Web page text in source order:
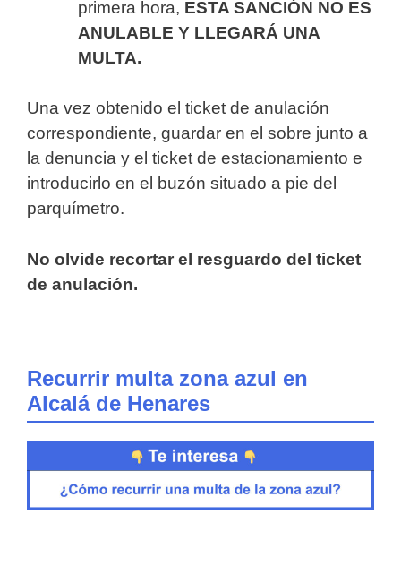
primera hora, ESTA SANCIÓN NO ES
ANULABLE Y LLEGARÁ UNA
MULTA.
Una vez obtenido el ticket de anulación
correspondiente, guardar en el sobre junto a
la denuncia y el ticket de estacionamiento e
introducirlo en el buzón situado a pie del
parquímetro.
No olvide recortar el resguardo del ticket
de anulación.
Recurrir multa zona azul en
Alcalá de Henares